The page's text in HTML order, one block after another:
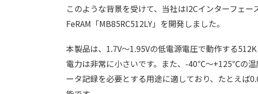
このような背景を受けて、当社はI2Cインターフェ
FeRAM「MB85RC512LY」を開発しました。
本製品は、1.7V～1.95Vの低電源電圧で動作する
電力は非常に小さいです。また、-40℃～+125℃の温
ータ記録を必要とする用途に適しており、たとえば